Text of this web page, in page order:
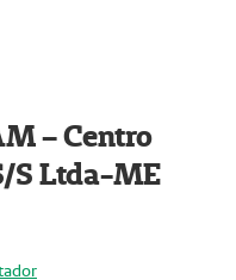
– Centro
S Ltda-ME